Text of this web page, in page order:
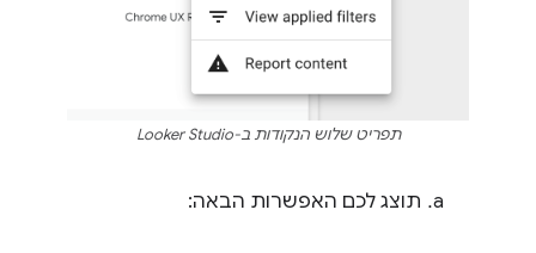
תפריט שלוש הנקודות ב-Looker Studio
תוצג לכם האפשרות הבאה: